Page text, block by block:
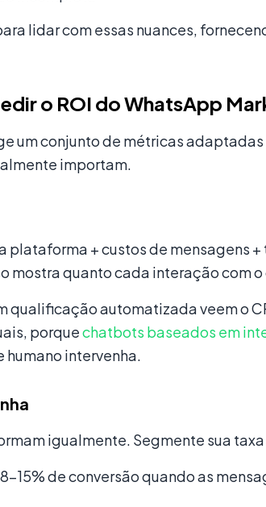
lidar com essas nuances,
o ROI do WhatsApp
um conjunto de métricas adaptadas
importam.
+ custos de mensagens
quanto cada interação com
qualificação automatizada veem o
porquechatbots baseados em
intervenha.
igualmente. Segmente sua
de conversão quando as